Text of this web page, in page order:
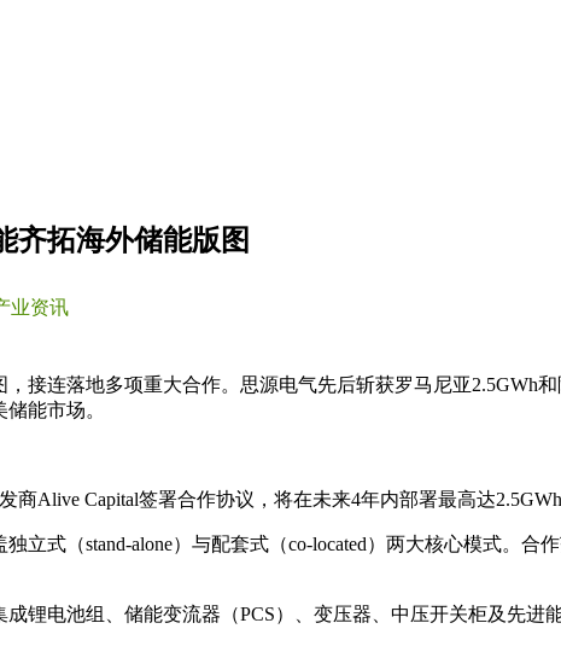
齐拓海外储能版图
业资讯
接连落地多项重大合作。思源电气先后斩获罗马尼亚2.5GWh
能市场。
Alive Capital签署合作协议，将在未来4年内部署最高达
立式（stand-alone）与配套式（co-located）两大核心模式。
锂电池组、储能变流器（PCS）、变压器、中压开关柜及先